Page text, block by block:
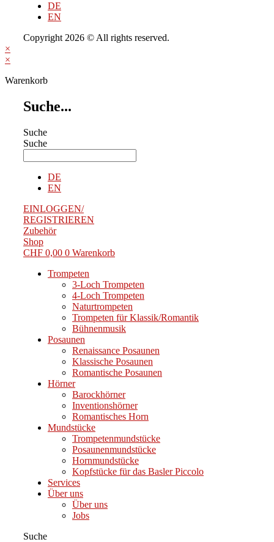
DE
EN
Copyright 2026 © All rights reserved.
×
×
Warenkorb
Suche...
Suche
Suche
DE
EN
EINLOGGEN/
REGISTRIEREN
Zubehör
Shop
CHF 0,00 0 Warenkorb
Trompeten
3-Loch Trompeten
4-Loch Trompeten
Naturtrompeten
Trompeten für Klassik/Romantik
Bühnenmusik
Posaunen
Renaissance Posaunen
Klassische Posaunen
Romantische Posaunen
Hörner
Barockhörner
Inventionshörner
Romantisches Horn
Mundstücke
Trompetenmundstücke
Posaunenmundstücke
Hornmundstücke
Kopfstücke für das Basler Piccolo
Services
Über uns
Über uns
Jobs
Suche